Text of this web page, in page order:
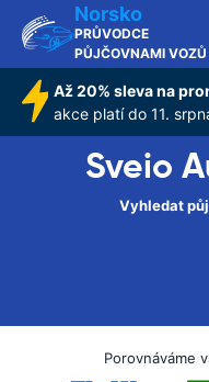
Norsko
PRŮVODCE
PŮJČOVNAMI VOZŮ
Až 20% sleva na
akce platí do 11.
Sveio
Vyhledat
Porovnáváme